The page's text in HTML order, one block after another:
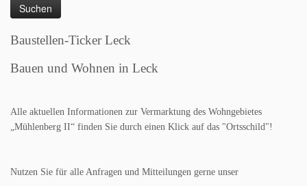
Baustellen-Ticker Leck
Bauen und Wohnen in Leck
Alle aktuellen Informationen zur Vermarktung des Wohngebietes
„Mühlenberg II“ finden Sie durch einen Klick auf das "Ortsschild"!
Nutzen Sie für alle Anfragen und Mitteilungen gerne unser